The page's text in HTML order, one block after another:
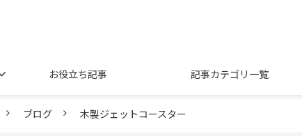
お役立ち記事 記事カテゴリ一覧
ブログ 木製ジェットコースター